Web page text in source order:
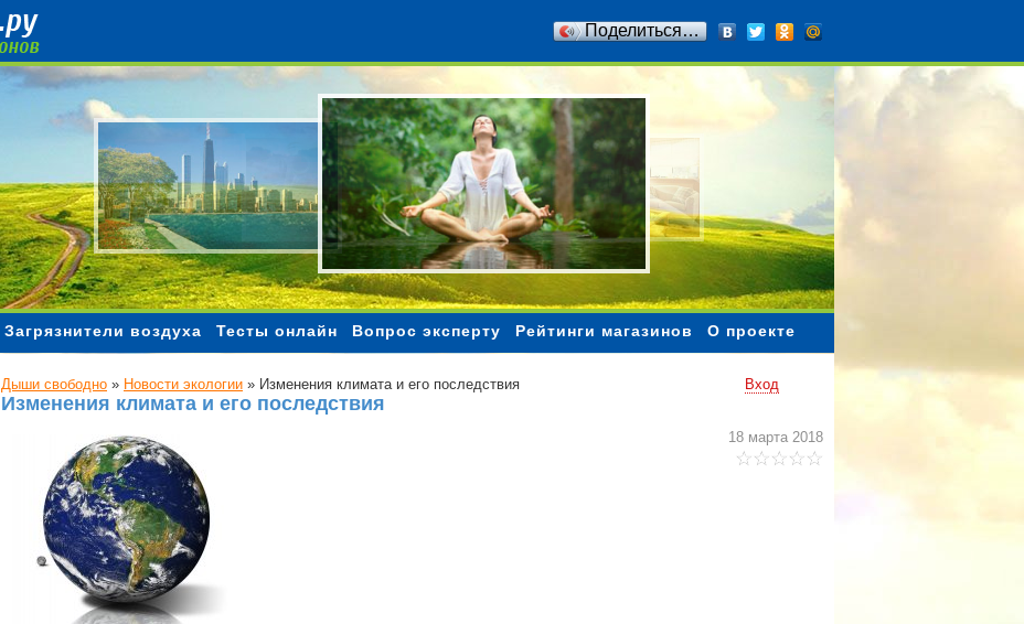
Поделиться…
Чистый воздух
Загрязнители воздуха Тесты онлайн Вопрос эксперту Рейтинги магазинов О проекте
Дыши свободно » Новости экологии » Изменения климата и его последствия Вход
Изменения климата и его последствия
18 марта 2018